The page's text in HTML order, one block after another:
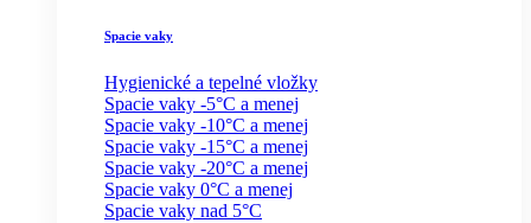
Spacie vaky
Hygienické a tepelné vložky
Spacie vaky -5°C a menej
Spacie vaky -10°C a menej
Spacie vaky -15°C a menej
Spacie vaky -20°C a menej
Spacie vaky 0°C a menej
Spacie vaky nad 5°C